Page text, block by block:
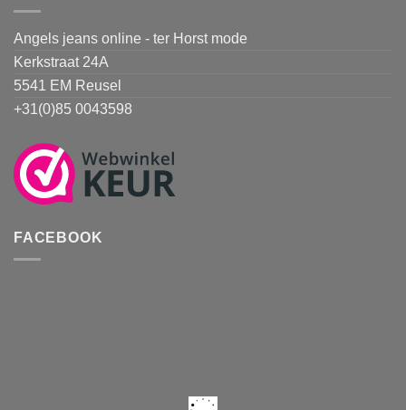
Angels jeans online - ter Horst mode
Kerkstraat 24A
5541 EM Reusel
+31(0)85 0043598
FACEBOOK